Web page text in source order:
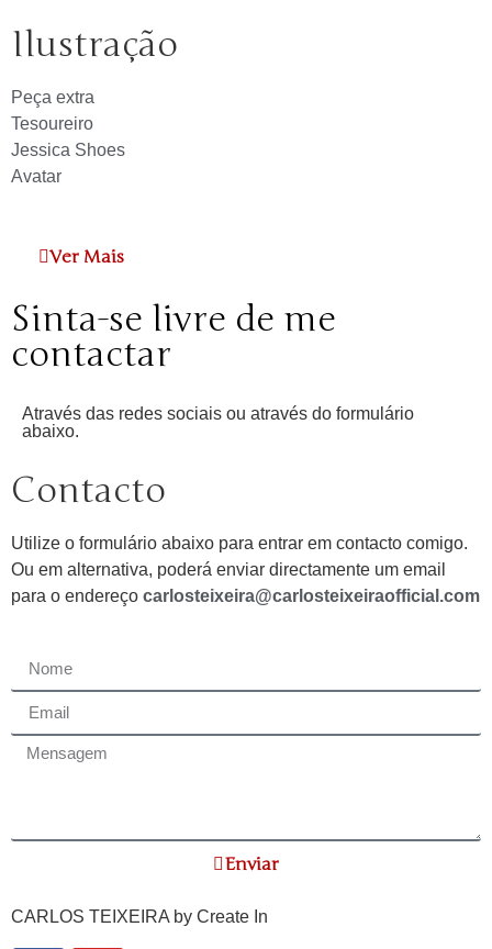
Ilustração
Peça extra
Tesoureiro
Jessica Shoes
Avatar
Ver Mais
Sinta-se livre de me
contactar
Através das redes sociais ou através do formulário
abaixo.
Contacto
Utilize o formulário abaixo para entrar em contacto comigo.
Ou em alternativa, poderá enviar directamente um email
para o endereço carlosteixeira@carlosteixeiraofficial.com
Enviar
CARLOS TEIXEIRA by Create In